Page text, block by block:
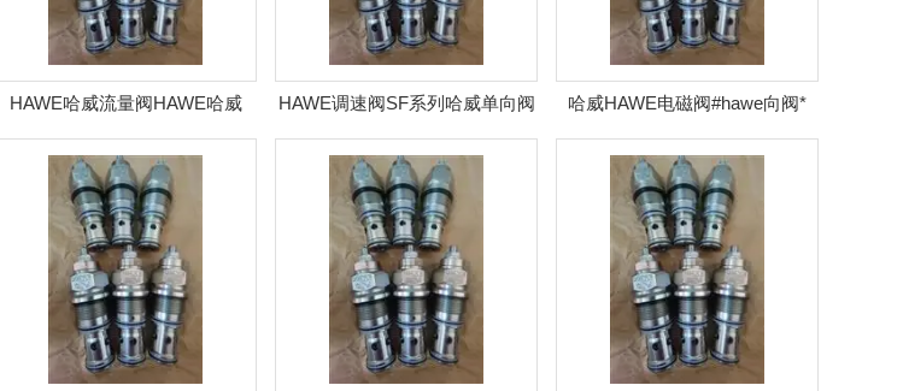
HAWE哈威流量阀HAWE哈威
SF，SD，SK，SU型阀
HAWE调速阀SF系列哈威单向阀
RK系列*
哈威HAWE电磁阀#hawe向阀*